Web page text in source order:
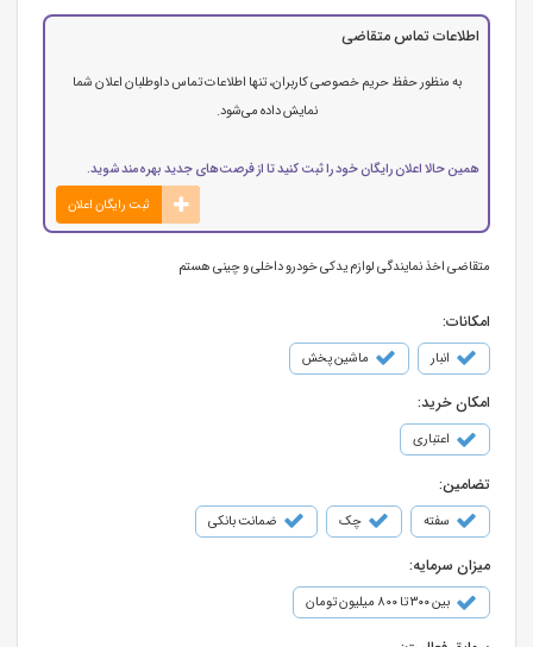
اطلاعات تماس متقاضی
به منظور حفظ حریم خصوصی کاربران، تنها اطلاعات تماس داوطلبان اعلان شما
نمایش داده می‌شود.
همین حالا اعلان رایگان خود را ثبت کنید تا از فرصت‌های جدید بهره‌مند شوید.
ثبت رایگان اعلان
متقاضی اخذ نمایندگی لوازم یدکی خودرو داخلی و چینی هستم
امکانات:
انبار ماشین پخش
امکان خرید:
اعتباری
تضامین:
سفته چک ضمانت بانکی
میزان سرمایه:
بین ۳۰۰ تا ۸۰۰ میلیون تومان